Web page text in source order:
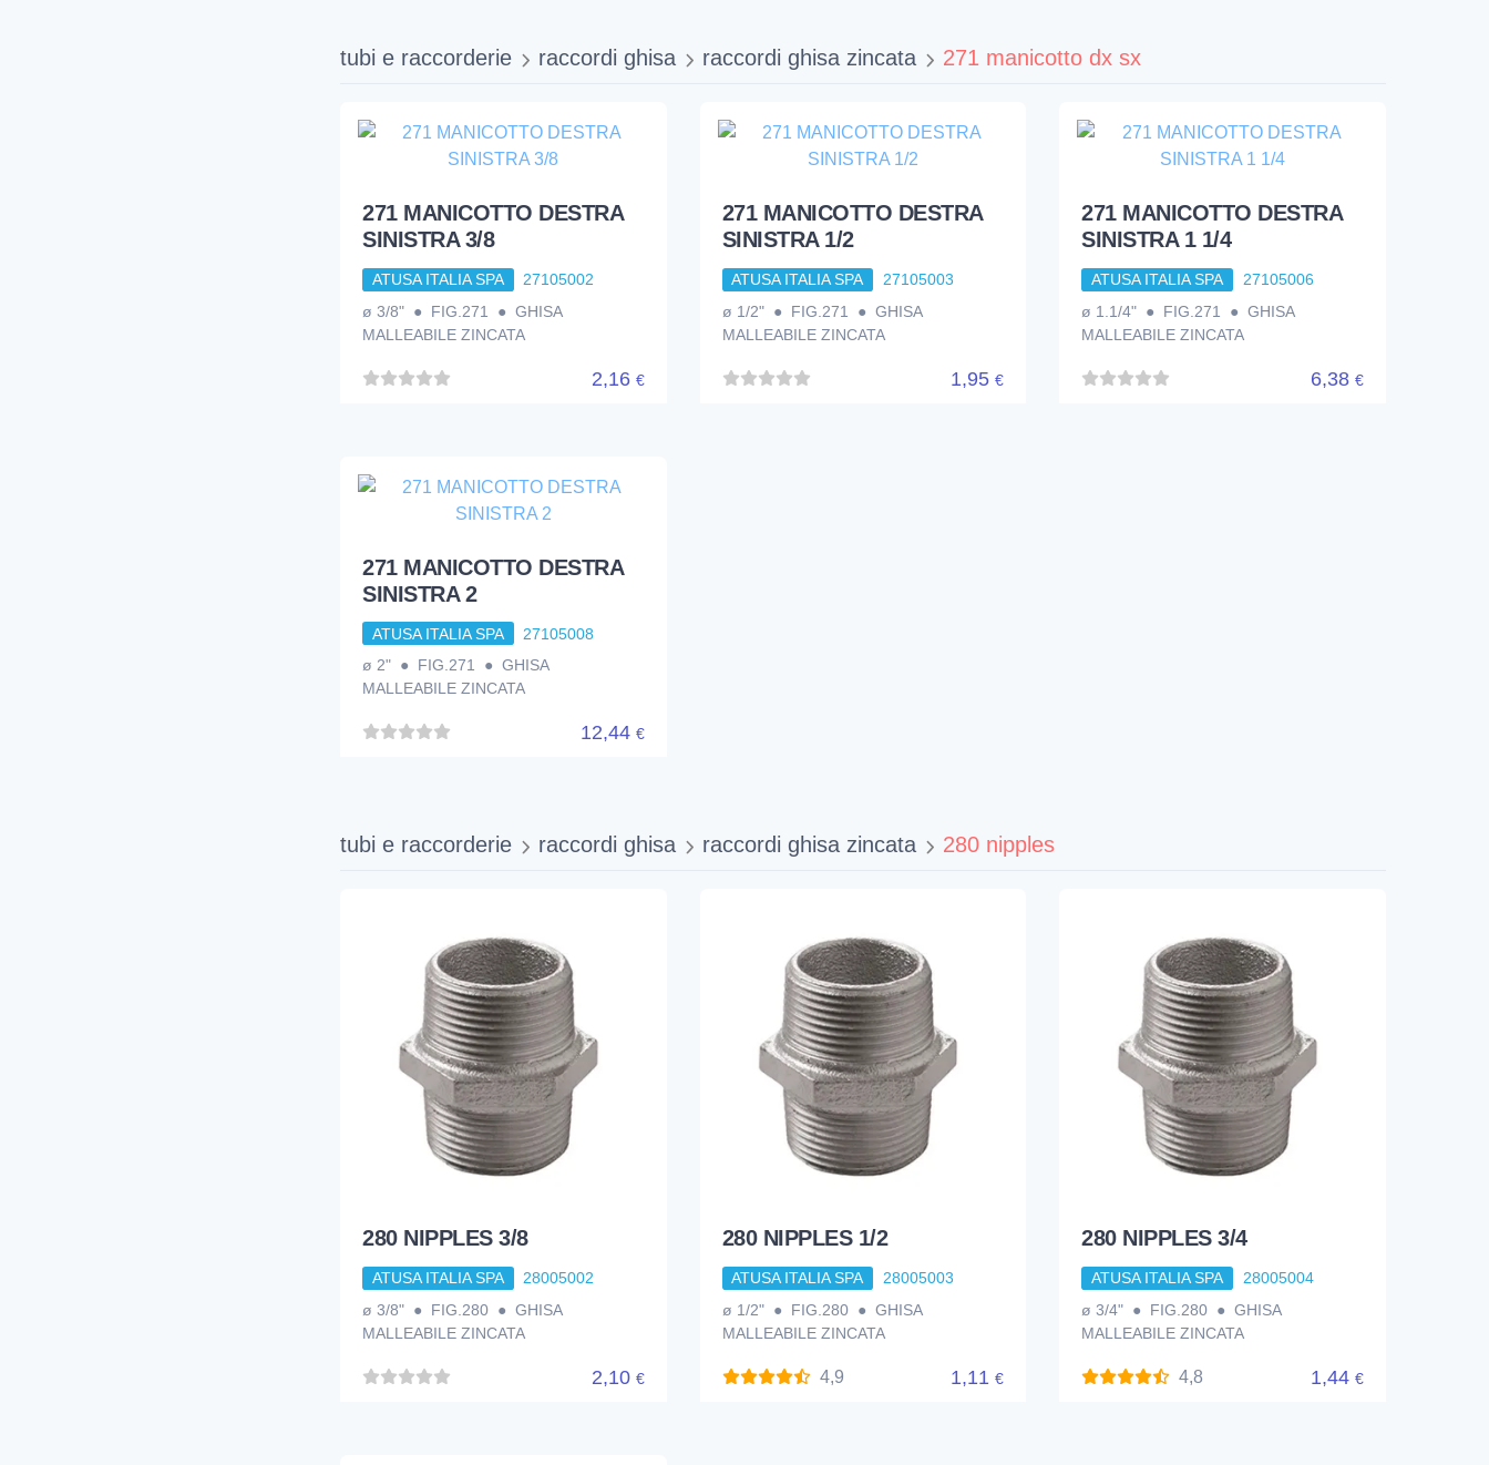
tubi e raccorderie raccordi ghisa raccordi ghisa zincata 271 manicotto dx sx
271 MANICOTTO DESTRA
SINISTRA 3/8
ATUSA ITALIA SPA
27105002
ø 3/8" ● FIG.271 ● GHISA
MALLEABILE ZINCATA
2,16 €
271 MANICOTTO DESTRA
SINISTRA 1/2
ATUSA ITALIA SPA
27105003
ø 1/2" ● FIG.271 ● GHISA
MALLEABILE ZINCATA
1,95€
271 MANICOTTO DESTRA
SINISTRA 1 1/4
ATUSA ITALIA SPA
27105006
ø 1.1/4" ● FIG.271 ● GHISA
MALLEABILE ZINCATA
6,38 €
271 MANICOTTO DESTRA
SINISTRA 2
ATUSA ITALIA SPA
27105008
ø 2" ● FIG.271 ● GHISA
MALLEABILE ZINCATA
12,44 €
tubi e raccorderie raccordi ghisa raccordi ghisa zincata 280 nipples
280 NIPPLES 3/8
ATUSA ITALIA SPA
28005002
ø 3/8" ● FIG.280 ● GHISA
MALLEABILE ZINCATA
2,10 €
280 NIPPLES 1/2
ATUSA ITALIA SPA
28005003
ø 1/2" ● FIG.280 ● GHISA
MALLEABILE ZINCATA
4,9 1,11€
280 NIPPLES 3/4
ATUSA ITALIA SPA
28005004
ø 3/4" ● FIG.280 ● GHISA
MALLEABILE ZINCATA
4,8 1,44 €